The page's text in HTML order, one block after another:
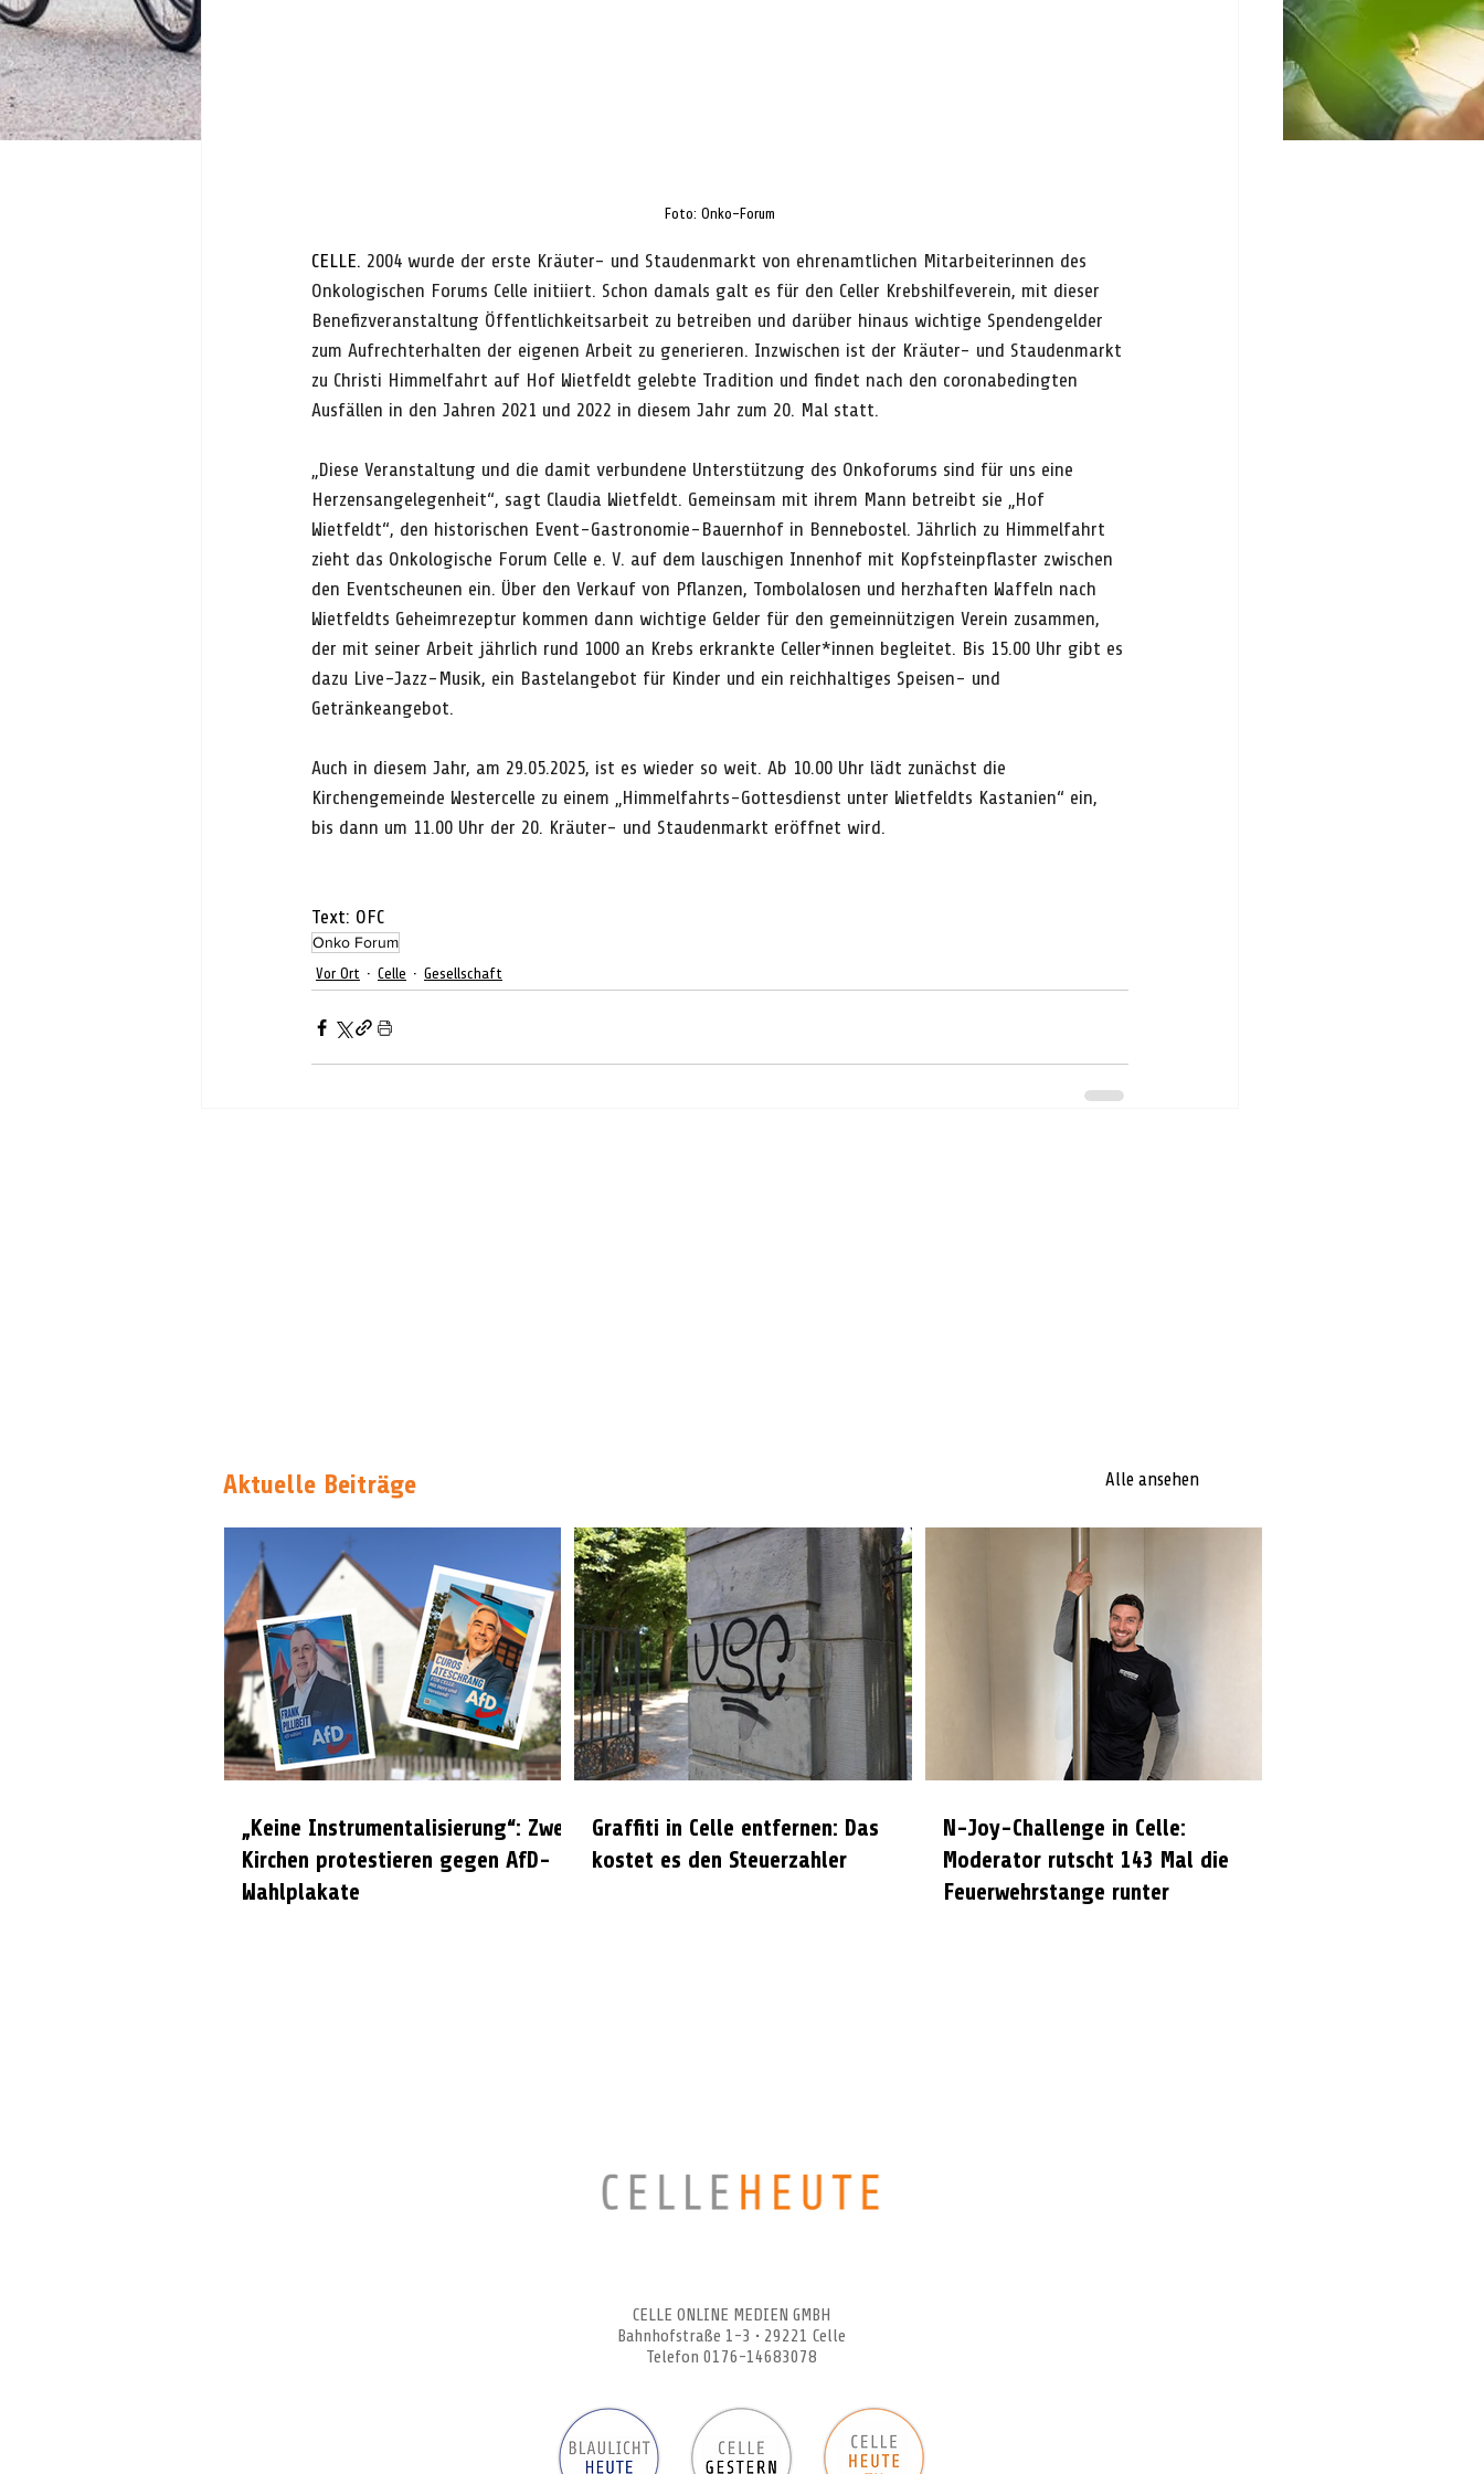
Foto: Onko-Forum
CELLE. 2004 wurde der erste Kräuter- und Staudenmarkt von ehrenamtlichen Mitarbeiterinnen des
Onkologischen Forums Celle initiiert. Schon damals galt es für den Celler Krebshilfeverein, mit dieser
Benefizveranstaltung Öffentlichkeitsarbeit zu betreiben und darüber hinaus wichtige Spendengelder
zum Aufrechterhalten der eigenen Arbeit zu generieren. Inzwischen ist der Kräuter- und Staudenmarkt
zu Christi Himmelfahrt auf Hof Wietfeldt gelebte Tradition und findet nach den coronabedingten
Ausfällen in den Jahren 2021 und 2022 in diesem Jahr zum 20. Mal statt.
„Diese Veranstaltung und die damit verbundene Unterstützung des Onkoforums sind für uns eine
Herzensangelegenheit“, sagt Claudia Wietfeldt. Gemeinsam mit ihrem Mann betreibt sie „Hof
Wietfeldt“, den historischen Event-Gastronomie-Bauernhof in Bennebostel. Jährlich zu Himmelfahrt
zieht das Onkologische Forum Celle e. V. auf dem lauschigen Innenhof mit Kopfsteinpflaster zwischen
den Eventscheunen ein. Über den Verkauf von Pflanzen, Tombolalosen und herzhaften Waffeln nach
Wietfeldts Geheimrezeptur kommen dann wichtige Gelder für den gemeinnützigen Verein zusammen,
der mit seiner Arbeit jährlich rund 1000 an Krebs erkrankte Celler*innen begleitet. Bis 15.00 Uhr gibt es
dazu Live-Jazz-Musik, ein Bastelangebot für Kinder und ein reichhaltiges Speisen- und
Getränkeangebot.
Auch in diesem Jahr, am 29.05.2025, ist es wieder so weit. Ab 10.00 Uhr lädt zunächst die
Kirchengemeinde Westercelle zu einem „Himmelfahrts-Gottesdienst unter Wietfeldts Kastanien“ ein,
bis dann um 11.00 Uhr der 20. Kräuter- und Staudenmarkt eröffnet wird.
Text: OFC
Onko Forum
Vor Ort Celle Gesellschaft
Aktuelle Beiträge Alle ansehen
„Keine Instrumentalisierung“: Zwei
Kirchen protestieren gegen AfD-
Wahlplakate
Graffiti in Celle entfernen: Das
kostet es den Steuerzahler
N-Joy-Challenge in Celle:
Moderator rutscht 143 Mal die
Feuerwehrstange runter
CELLE ONLINE MEDIEN GMBH
Bahnhofstraße 1-3 • 29221 Celle
Telefon 0176-14683078